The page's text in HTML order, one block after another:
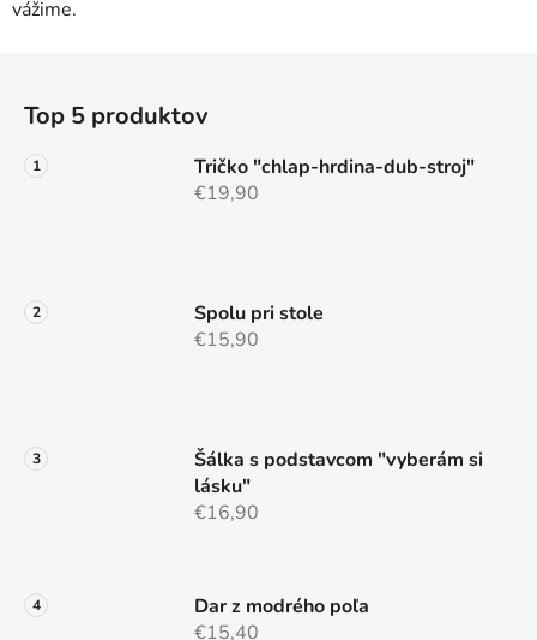
vážime.
Top 5 produktov
Tričko "chlap-hrdina-dub-stroj"
€19,90
Spolu pri stole
€15,90
Šálka s podstavcom "vyberám si
lásku"
€16,90
Dar z modrého poľa
€15,40